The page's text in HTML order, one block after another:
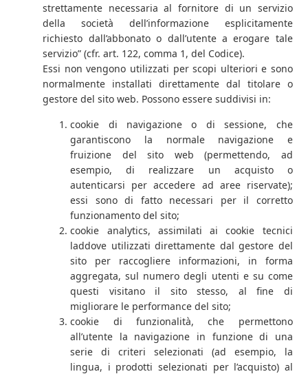
strettamente necessaria al fornitore di un servizio
della società dell’informazione esplicitamente
richiesto dall’abbonato o dall’utente a erogare tale
servizio” (cfr. art. 122, comma 1, del Codice).
Essi non vengono utilizzati per scopi ulteriori e sono
normalmente installati direttamente dal titolare o
gestore del sito web. Possono essere suddivisi in:
cookie di navigazione o di sessione, che
garantiscono la normale navigazione e
fruizione del sito web (permettendo, ad
esempio, di realizzare un acquisto o
autenticarsi per accedere ad aree riservate);
essi sono di fatto necessari per il corretto
funzionamento del sito;
cookie analytics, assimilati ai cookie tecnici
laddove utilizzati direttamente dal gestore del
sito per raccogliere informazioni, in forma
aggregata, sul numero degli utenti e su come
questi visitano il sito stesso, al fine di
migliorare le performance del sito;
cookie di funzionalità, che permettono
all’utente la navigazione in funzione di una
serie di criteri selezionati (ad esempio, la
lingua, i prodotti selezionati per l’acquisto) al